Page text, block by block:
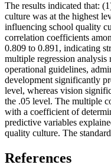
The results indicated that:
culture was at the highest
influencing school quality
correlation coefficients
0.809 to 0.891, indicating
multiple regression analysis
operational guidelines,
development significantly
level, whereas vision
the .05 level. The multiple
with a coefficient of
predictive variables
quality culture. The
References